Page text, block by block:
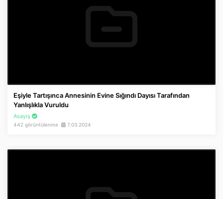
Eşiyle Tartışınca Annesinin Evine Sığındı Dayısı Tarafından
Yanlışlıkla Vuruldu
Asayiş
442 görüntülenme 7.03.2024